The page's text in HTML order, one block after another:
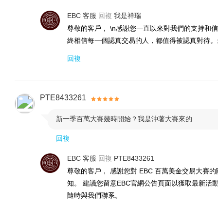
企業文化：我們的核心價值在于積極為客戶創造全
英澳頂級監管，巴克萊托管；清算級安全保障
價值：“安全、專業、穩定”，全方位提升個人財富價
誠實：EBC視誠實守信為根本，
責任： 每一次積極的傳遞，都讓世界向美好更進一步
EBC 客服 回複 我是祥瑞
尊敬的客戶， \n感謝您一直以來對我們的支持和
終相信每一個認真交易的人，都值得被認真對待
回複
PTE8433261
新一季百萬大賽幾時開始？我是沖著大賽來的
回複
EBC 客服 回複 PTE8433261
尊敬的客戶， 感謝您對 EBC 百萬美金交易大賽
知。 建議您留意EBC官網公告頁面以獲取最新
隨時與我們聯系。